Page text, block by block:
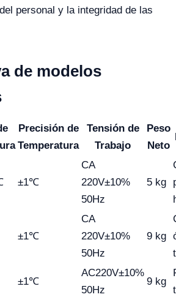
personal y la integridad de las
de modelos
Precisión de
Temperatura
Tensión de
Trabajo
Peso
Neto
±1℃
CA
220V±10%
50Hz
5 kg
±1℃
CA
220V±10%
50Hz
9 kg
±1℃
AC220V±10%
50Hz
9 kg